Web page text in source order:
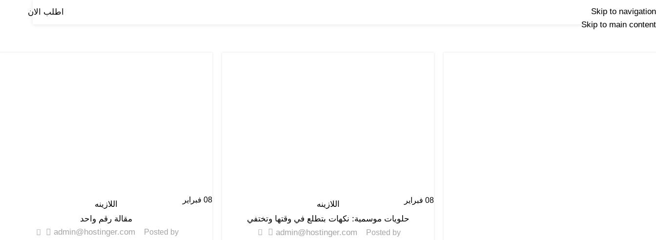
Skip to navigation
Skip to main content
اطلب الان
08 فبراير
اللازينه
حلويات موسمية: نكهات بتطلع في وقتها وتختفي
Posted by
admin@hostinger.com
0
08 فبراير
اللازينه
مقالة رقم واحد
Posted by
admin@hostinger.com
0